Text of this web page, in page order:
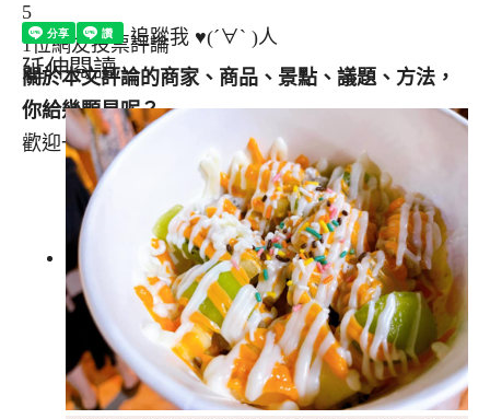
5
1位網友投票評論
關於本文評論的商家、商品、景點、議題、方法，
你給幾顆星呢？
歡迎一起點擊星號參與評論唷！
追蹤我 ♥(´∀` )人
延伸閱讀